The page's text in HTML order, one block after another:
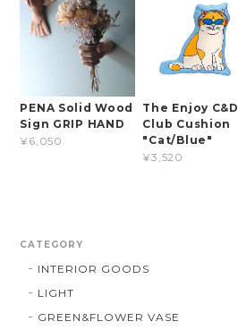
PENA Solid Wood
Sign GRIP HAND
¥6,050
The Enjoy C&D
Club Cushion
"Cat/Blue"
¥3,520
CATEGORY
INTERIOR GOODS
LIGHT
GREEN&FLOWER VASE